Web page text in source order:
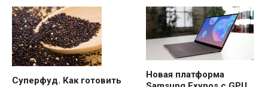
Суперфуд. Как готовить
Новая платформа